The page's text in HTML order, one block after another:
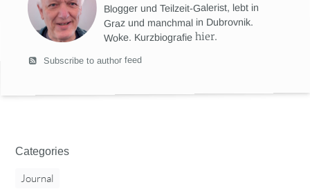
Blogger und Teilzeit-Galerist, lebt in
Graz und manchmal in Dubrovnik.
Woke. Kurzbiografiehier.
Subscribe to author feed
Categories
Journal